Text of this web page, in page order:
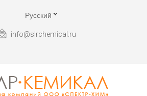
Русский
info@slrchemical.ru